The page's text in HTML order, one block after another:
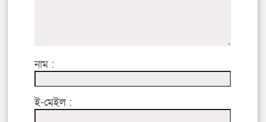
নাম :
ই-মেইল :